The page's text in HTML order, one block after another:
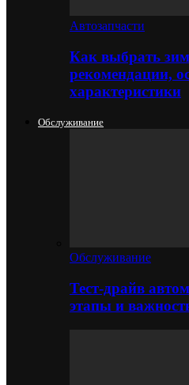
Автозапчасти
Как выбрать
рекомендации,
характеристики
Обслуживание
Обслуживание
Тест-драйв
этапы и